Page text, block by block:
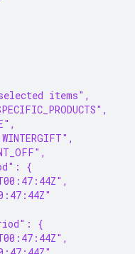
items",
{
{